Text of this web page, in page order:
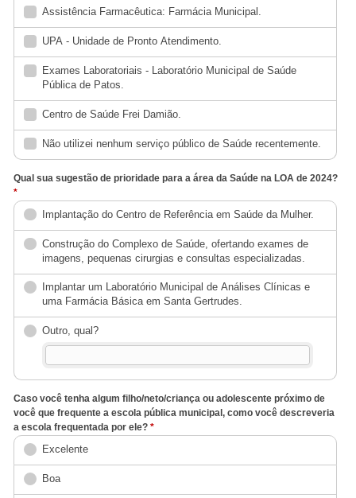
Assistência Farmacêutica: Farmácia Municipal.
UPA - Unidade de Pronto Atendimento.
Exames Laboratoriais - Laboratório Municipal de Saúde
Pública de Patos.
Centro de Saúde Frei Damião.
Não utilizei nenhum serviço público de Saúde recentemente.
Qual sua sugestão de prioridade para a área da Saúde na LOA de 2024?
*
Implantação do Centro de Referência em Saúde da Mulher.
Construção do Complexo de Saúde, ofertando exames de
imagens, pequenas cirurgias e consultas especializadas.
Implantar um Laboratório Municipal de Análises Clínicas e
uma Farmácia Básica em Santa Gertrudes.
Outro, qual?
Caso você tenha algum filho/neto/criança ou adolescente próximo de
você que frequente a escola pública municipal , como você descreveria
a escola frequentada por ele? *
Excelente
Boa